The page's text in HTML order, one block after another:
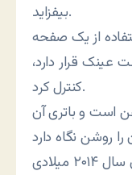
بیفزاید.
از یک صفحه
قرار دارد،
کنترل کرد.
است و باتری آن
گوگل قصد دارد این عینک را تا پایان سال ۲۰۱۴ میلادی